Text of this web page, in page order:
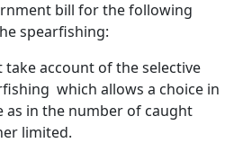
bill for the following
spearfishing:
account of the selective
which allows a choice in
as in the number of caught
limited.